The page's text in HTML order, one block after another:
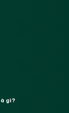
gì?